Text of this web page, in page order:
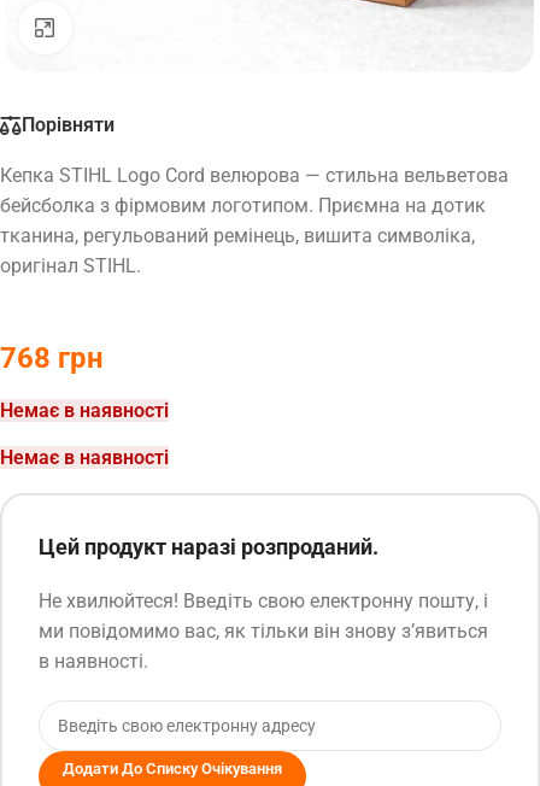
Порівняти
Кепка STIHL Logo Cord велюрова — стильна вельветова
бейсболка з фірмовим логотипом. Приємна на дотик
тканина, регульований ремінець, вишита символіка,
оригінал STIHL.
768 грн
Немає в наявності
Немає в наявності
Цей продукт наразі розпроданий.
Не хвилюйтеся! Введіть свою електронну пошту, і
ми повідомимо вас, як тільки він знову з’явиться
в наявності.
Додати До Списку Очікування